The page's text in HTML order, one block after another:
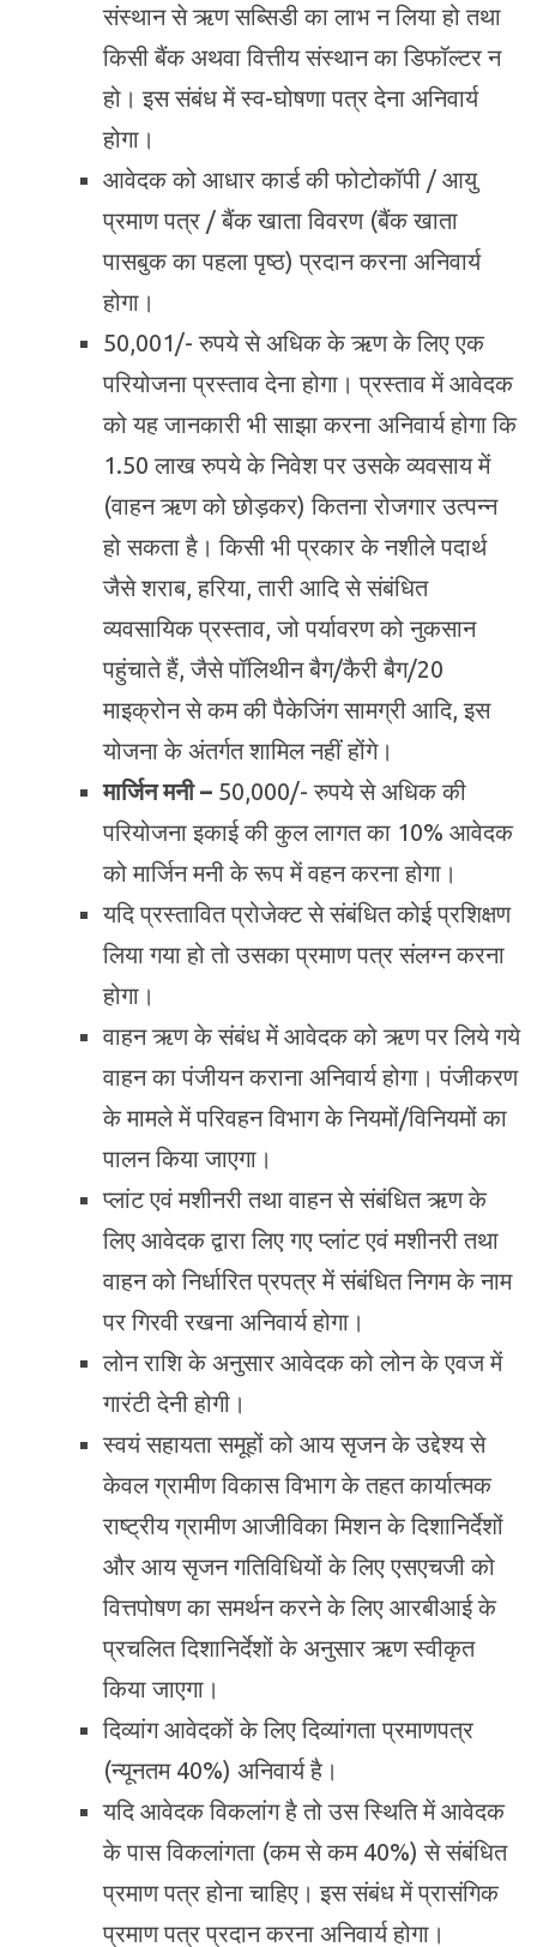
संस्थान से ऋण सब्सिडी का लाभ न लिया हो तथा
किसी बैंक अथवा वित्तीय संस्थान का डिफॉल्टर न
हो। इस संबंध में स्व-घोषणा पत्र देना अनिवार्य
होगा।
आवेदक को आधार कार्ड की फोटोकॉपी / आयु
प्रमाण पत्र / बैंक खाता विवरण (बैंक खाता
पासबुक का पहला पृष्ठ) प्रदान करना अनिवार्य
होगा।
50,001/- रुपये से अधिक के ऋण के लिए एक
परियोजना प्रस्ताव देना होगा। प्रस्ताव में आवेदक
को यह जानकारी भी साझा करना अनिवार्य होगा कि
1.50 लाख रुपये के निवेश पर उसके व्यवसाय में
(वाहन ऋण को छोड़कर) कितना रोजगार उत्पन्न
हो सकता है। किसी भी प्रकार के नशीले पदार्थ
जैसे शराब, हरिया, तारी आदि से संबंधित
व्यवसायिक प्रस्ताव, जो पर्यावरण को नुकसान
पहुंचाते हैं, जैसे पॉलिथीन बैग/कैरी बैग/20
माइक्रोन से कम की पैकेजिंग सामग्री आदि, इस
योजना के अंतर्गत शामिल नहीं होंगे।
मार्जिन मनी – 50,000/- रुपये से अधिक की
परियोजना इकाई की कुल लागत का 10% आवेदक
को मार्जिन मनी के रूप में वहन करना होगा।
यदि प्रस्तावित प्रोजेक्ट से संबंधित कोई प्रशिक्षण
लिया गया हो तो उसका प्रमाण पत्र संलग्न करना
होगा।
वाहन ऋण के संबंध में आवेदक को ऋण पर लिये गये
वाहन का पंजीयन कराना अनिवार्य होगा। पंजीकरण
के मामले में परिवहन विभाग के नियमों/विनियमों का
पालन किया जाएगा।
प्लांट एवं मशीनरी तथा वाहन से संबंधित ऋण के
लिए आवेदक द्वारा लिए गए प्लांट एवं मशीनरी तथा
वाहन को निर्धारित प्रपत्र में संबंधित निगम के नाम
पर गिरवी रखना अनिवार्य होगा।
लोन राशि के अनुसार आवेदक को लोन के एवज में
गारंटी देनी होगी।
स्वयं सहायता समूहों को आय सृजन के उद्देश्य से
केवल ग्रामीण विकास विभाग के तहत कार्यात्मक
राष्ट्रीय ग्रामीण आजीविका मिशन के दिशानिर्देशों
और आय सृजन गतिविधियों के लिए एसएचजी को
वित्तपोषण का समर्थन करने के लिए आरबीआई के
प्रचलित दिशानिर्देशों के अनुसार ऋण स्वीकृत
किया जाएगा।
दिव्यांग आवेदकों के लिए दिव्यांगता प्रमाणपत्र
(न्यूनतम 40%) अनिवार्य है।
यदि आवेदक विकलांग है तो उस स्थिति में आवेदक
के पास विकलांगता (कम से कम 40%) से संबंधित
प्रमाण पत्र होना चाहिए। इस संबंध में प्रासंगिक
प्रमाण पत्र प्रदान करना अनिवार्य होगा।